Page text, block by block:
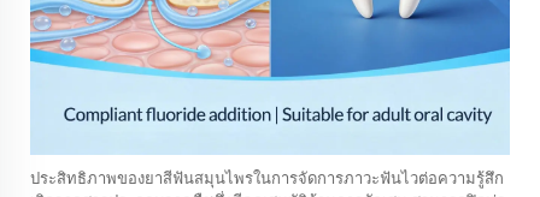
ประสิทธิภาพของยาสีฟันสมุนไพรในการจัดการภาวะฟันไวต่อความรู้สึก